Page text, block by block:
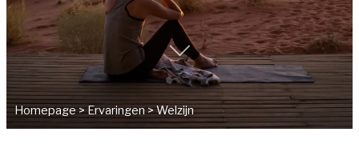
Homepage>Ervaringen>Welzijn